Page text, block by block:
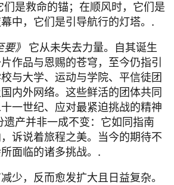
是救命的锚；在顺风时，它们是
中，它们是引导航行的灯塔。.
要》
它从未失去力量。自其诞生
作品与恩赐的苍穹，至今仍指引
与大学、运动与学院、平信徒团
内外网络。这些鲜活的团体共同
一世纪、应对最紧迫挑战的精神
遗产并非一成不变：它如同指南
诉说着旅程之美。当今的期待不
面临的诸多挑战。.
少，反而愈发扩大且日益复杂。